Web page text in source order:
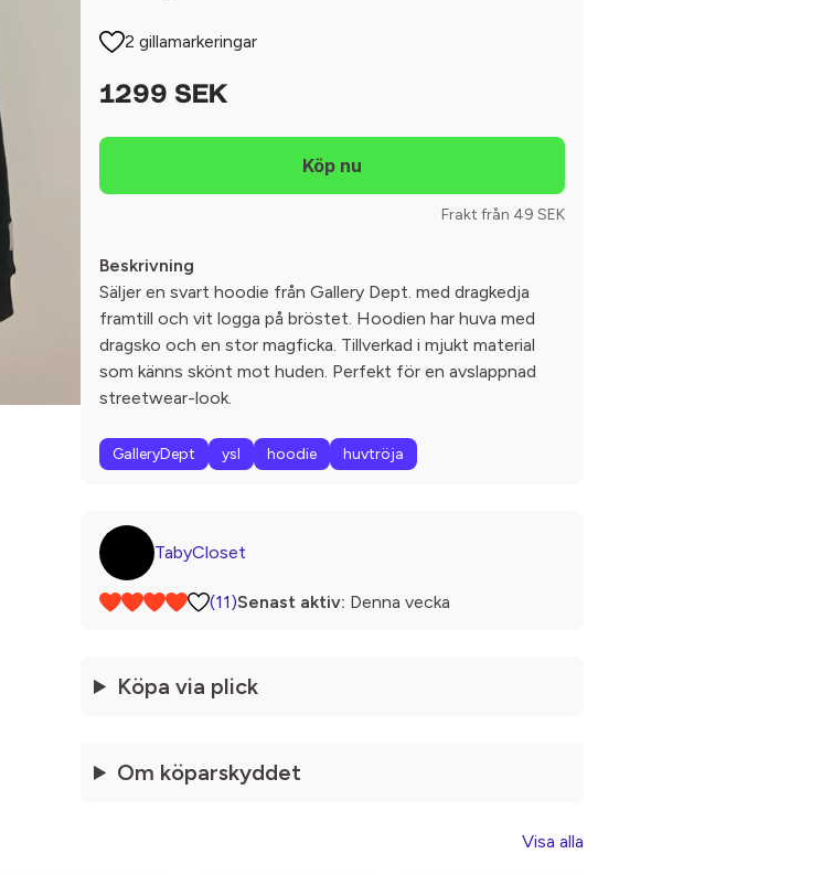
2 gillamarkeringar
1299 SEK
Frakt från 49 SEK
Beskrivning
Säljer en svart hoodie från Gallery Dept. med dragkedja
framtill och vit logga på bröstet. Hoodien har huva med
dragsko och en stor magficka. Tillverkad i mjukt material
som känns skönt mot huden. Perfekt för en avslappnad
streetwear-look.
GalleryDept ysl hoodie huvtröja
TabyCloset
(11)Senast aktiv: Denna vecka
Köpa via plick
Om köparskyddet
Visa alla